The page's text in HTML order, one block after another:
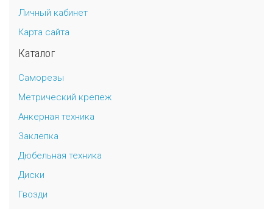
Личный кабинет
Карта сайта
Каталог
Саморезы
Метрический крепеж
Анкерная техника
Заклепка
Дюбельная техника
Диски
Гвозди